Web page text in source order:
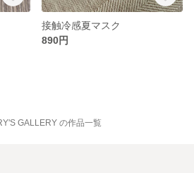
接触冷感夏マスク
890円
GALLERY の作品一覧